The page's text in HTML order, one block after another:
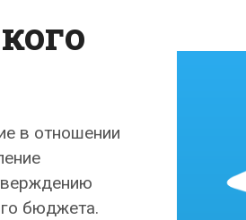
в отношении
бюджета.